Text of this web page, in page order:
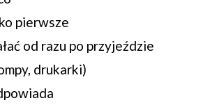
pierwsze
od razu po przyjeździe
drukarki)